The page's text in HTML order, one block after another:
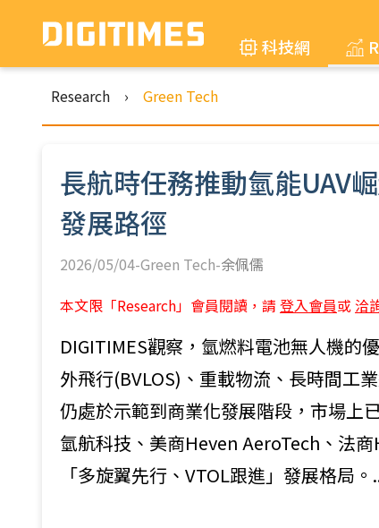
科技網
Research › Green Tech
長航時任務推動氫能UAV
發展路徑
2026/05/04-Green Tech-余佩儒
本文限「Research」會員閱讀，請 登入會員或 洽
DIGITIMES觀察，氫燃料電池無人機的
外飛行(BVLOS)、重載物流、長時間工
仍處於示範到商業化發展階段，市場上
氫航科技、美商Heven AeroTech、法
「多旋翼先行、VTOL跟進」發展格局。